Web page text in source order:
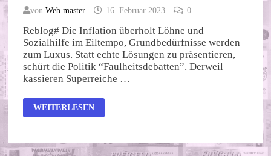
vonWeb master 16. Februar 2023 0
Reblog# Die Inflation überholt Löhne und
Sozialhilfe im Eiltempo, Grundbedürfnisse werden
zum Luxus. Statt echte Lösungen zu präsentieren,
schürt die Politik “Faulheitsdebatten”. Derweil
kassieren Superreiche …
REICHE
WERDEN
DEUTSCHE
WEITERLESEN